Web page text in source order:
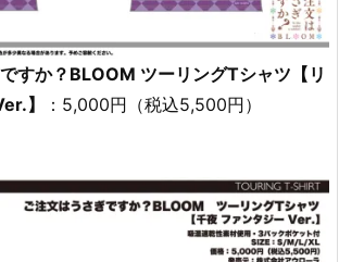
すか？BLOOM ツーリングTシャツ【リ
】
：5,000円（税込5,500円）